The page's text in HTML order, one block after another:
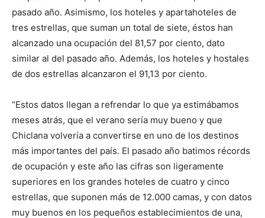
pasado año. Asimismo, los hoteles y apartahoteles de
tres estrellas, que suman un total de siete, éstos han
alcanzado una ocupación del 81,57 por ciento, dato
similar al del pasado año. Además, los hoteles y hostales
de dos estrellas alcanzaron el 91,13 por ciento.
“Estos datos llegan a refrendar lo que ya estimábamos
meses atrás, que el verano sería muy bueno y que
Chiclana volvería a convertirse en uno de los destinos
más importantes del país. El pasado año batimos récords
de ocupación y este año las cifras son ligeramente
superiores en los grandes hoteles de cuatro y cinco
estrellas, que suponen más de 12.000 camas, y con datos
muy buenos en los pequeños establecimientos de una,